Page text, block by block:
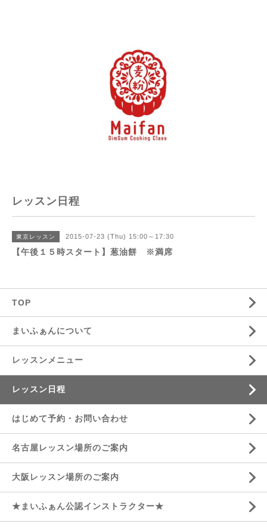
レッスン日程
東京レッスン 2015-07-23 (Thu) 15:00～17:30
【午後１５時スタート】葱油餅 ※満席
TOP
まいふぁんについて
レッスンメニュー
レッスン日程
はじめて予約・お問い合わせ
名古屋レッスン場所のご案内
大阪レッスン場所のご案内
★まいふぁん公認インストラクター★